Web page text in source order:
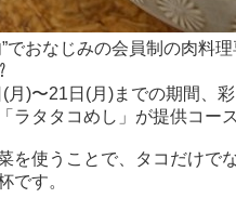
でおなじみの会員制の肉料
月)〜21日(月)までの期間、
ラタタコめし」が提供コー
を使うことで、タコだけで
です。